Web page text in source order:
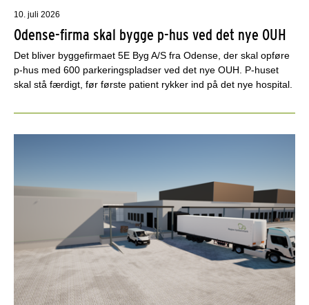
10. juli 2026
Odense-firma skal bygge p-hus ved det nye OUH
Det bliver byggefirmaet 5E Byg A/S fra Odense, der skal opføre
p-hus med 600 parkeringspladser ved det nye OUH. P-huset
skal stå færdigt, før første patient rykker ind på det nye hospital.